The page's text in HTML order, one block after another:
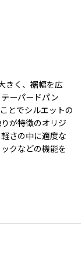
きく、裾幅を広
ーパードパン
とでシルエットの
が特徴のオリジ
さの中に適度な
クなどの機能を